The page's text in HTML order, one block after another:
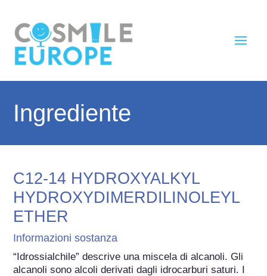
Ingrediente
C12-14 HYDROXYALKYL
HYDROXYDIMERDILINOLEYL
ETHER
Informazioni sostanza
“Idrossialchile” descrive una miscela di alcanoli. Gli
alcanoli sono alcoli derivati dagli idrocarburi saturi. I